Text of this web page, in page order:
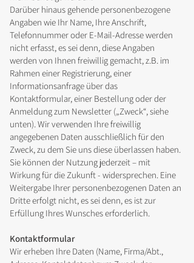
Darüber hinaus gehende personenbezogene
Angaben wie Ihr Name, Ihre Anschrift,
Telefonnummer oder E-Mail-Adresse werden
nicht erfasst, es sei denn, diese Angaben
werden von Ihnen freiwillig gemacht, z.B. im
Rahmen einer Registrierung, einer
Informationsanfrage über das
Kontaktformular, einer Bestellung oder der
Anmeldung zum Newsletter („Zweck“, siehe
unten). Wir verwenden Ihre freiwillig
angegebenen Daten ausschließlich für den
Zweck, zu dem Sie uns diese überlassen haben.
Sie können der Nutzung jederzeit – mit
Wirkung für die Zukunft - widersprechen. Eine
Weitergabe Ihrer personenbezogenen Daten an
Dritte erfolgt nicht, es sei denn, es ist zur
Erfüllung Ihres Wunsches erforderlich.
Kontaktformular
Wir erheben Ihre Daten (Name, Firma/Abt.,